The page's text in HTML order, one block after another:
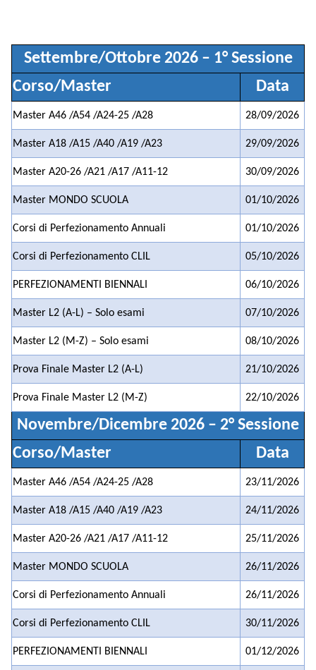
Settembre/Ottobre 2026 – 1° Sessione
Corso/Master
Data
Master A46 /A54 /A24-25 /A28 28/09/2026
Master A18 /A15 /A40 /A19 /A23 29/09/2026
Master A20-26 /A21 /A17 /A11-12 30/09/2026
Master MONDO SCUOLA 01/10/2026
Corsi di Perfezionamento Annuali 01/10/2026
Corsi di Perfezionamento CLIL 05/10/2026
PERFEZIONAMENTI BIENNALI 06/10/2026
Master L2 (A-L) – Solo esami 07/10/2026
Master L2 (M-Z) – Solo esami 08/10/2026
Prova Finale Master L2 (A-L) 21/10/2026
Prova Finale Master L2 (M-Z) 22/10/2026
Novembre/Dicembre 2026 – 2° Sessione
Corso/Master
Data
Master A46 /A54 /A24-25 /A28 23/11/2026
Master A18 /A15 /A40 /A19 /A23 24/11/2026
Master A20-26 /A21 /A17 /A11-12 25/11/2026
Master MONDO SCUOLA 26/11/2026
Corsi di Perfezionamento Annuali 26/11/2026
Corsi di Perfezionamento CLIL 30/11/2026
PERFEZIONAMENTI BIENNALI 01/12/2026